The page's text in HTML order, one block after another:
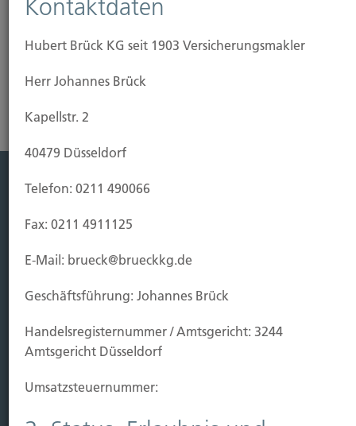
Leben
Vorsorgen
Kauf Grundstück
Baubeginn
Schaden
Kontaktdaten
Hubert Brück KG seit 1903 Versicherungsmakler
Herr Johannes Brück
Kapellstr. 2
40479 Düsseldorf
Telefon: 0211 490066
Fax: 0211 4911125
E-Mail: brueck@brueckkg.de
Geschäftsführung: Johannes Brück
Handels­registernummer / Amtsgericht: 3244
Amtsgericht Düsseldorf
Umsatzsteuer­nummer: